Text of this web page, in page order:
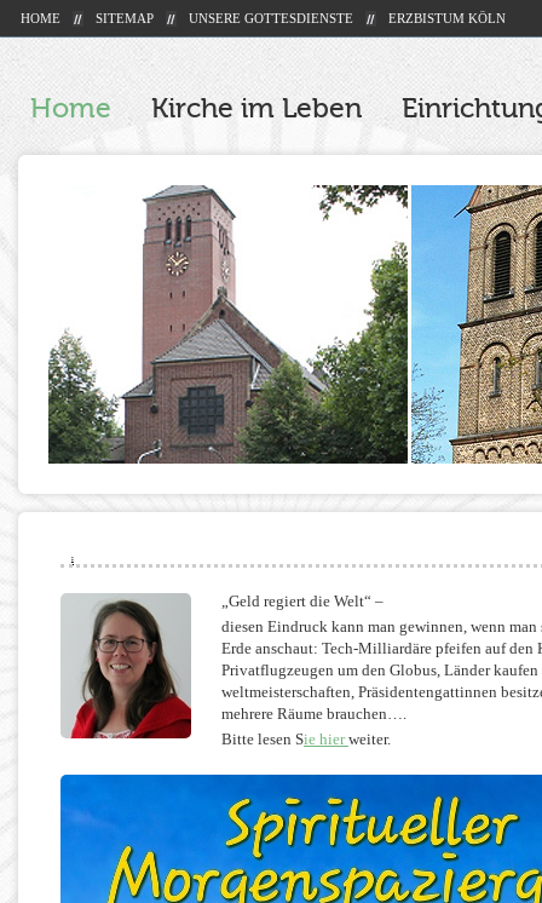
HOME SITEMAP UNSERE GOTTESDIENSTE ERZBISTUM KÖLN
Home Kirche im Leben
„Geld regiert die Welt“ –
diesen Eindruck kann man gewinnen, wenn man
Erde anschaut: Tech-Milliardäre pfeifen auf den
Privatflugzeugen um den Globus, Länder
weltmeisterschaften, Präsidentengattinnen
mehrere Räume brauchen….
Bitte lesen Sie hierweiter.